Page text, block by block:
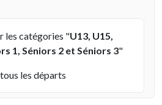
les catégories "U13, U15,
1, Séniors 2 et Séniors 3"
les départs